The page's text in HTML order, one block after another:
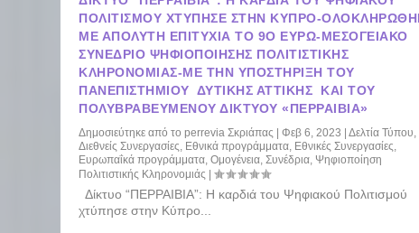
ΠΟΛΙΤΙΣΜΟΎ ΧΤΎΠΗΣΕ ΣΤΗΝ ΚΎΠΡΟ-
ΜΕ ΑΠΌΛΥΤΗ ΕΠΙΤΥΧΊΑ ΤΟ 9Ο ΕΥΡΩ-ΜΕΣΟΓΕΙΑΚΌ
ΣΥΝΈΔΡΙΟ ΨΗΦΙΟΠΟΊΗΣΗΣ ΠΟΛΙΤΙΣΤΙΚΉΣ
ΚΛΗΡΟΝΟΜΙΆΣ-ΜΕ ΤΗΝ ΥΠΟΣΤΉΡΙΞΗ ΤΟΥ
ΠΑΝΕΠΙΣΤΗΜΊΟΥ ΔΥΤΙΚΉΣ ΑΤΤΙΚΉΣ ΚΑΙ ΤΟΥ
ΠΟΛΥΒΡΑΒΕΥΜΈΝΟΥ ΔΙΚΤΎΟΥ «ΠΕΡΡΑΙΒΙΑ»
Δημοσιεύτηκε από τοperrevia Σκριάπας |Φεβ 6, 2023 |Δελτία Τύπου,
Διεθνείς Συνεργασίες, Εθνικά προγράμματα, Εθνικές Συνεργασίες,
Ευρωπαΐκά προγράμματα,Ομογένεια,Συνέδρια, Ψηφιοποίηση
Πολιτιστικής Κληρονομιάς |
Δίκτυο “ΠΕΡΡΑΙΒΙΑ”: Η καρδιά του Ψηφιακού Πολιτισμού
χτύπησε στην Κύπρο...